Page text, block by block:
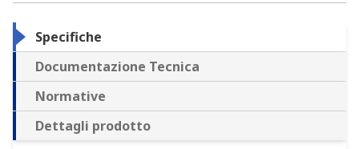
Specifiche
Documentazione Tecnica
Normative
Dettagli prodotto